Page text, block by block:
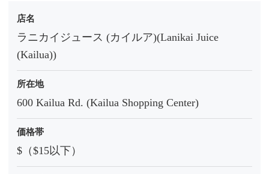
店名
ラニカイジュース (カイルア)(Lanikai Juice
(Kailua))
所在地
600 Kailua Rd. (Kailua Shopping Center)
価格帯
$（$15以下）